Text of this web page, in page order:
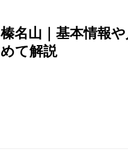
榛名山｜基本情報
めて解説